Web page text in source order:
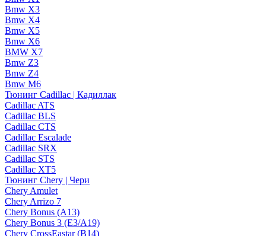
Bmw X3
Bmw X4
Bmw X5
Bmw X6
BMW X7
Bmw Z3
Bmw Z4
Bmw М6
Тюнинг Cadillac | Кадиллак
Cadillac ATS
Cadillac BLS
Cadillac CTS
Cadillac Escalade
Cadillac SRX
Cadillac STS
Cadillac XT5
Тюнинг Chery | Чери
Chery Amulet
Chery Arrizo 7
Chery Bonus (A13)
Chery Bonus 3 (E3/A19)
Chery CrossEastar (B14)